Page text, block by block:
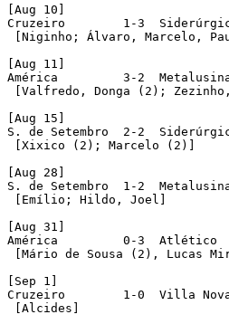
[Aug 10]
Cruzeiro  	1-3  Siderúrgica
[Niginho; Álvaro, Marcelo,
[Aug 11]
América  	3-2  Metalusina
[Valfredo, Donga (2);
[Aug 15]
S. de Setembro  2-2
[Xixico (2); Marcelo (2)]
[Aug 28]
S. de Setembro  1-2
[Emílio; Hildo, Joel]
[Aug 31]
América  	0-3  Atlético
[Mário de Sousa (2), Lucas
[Sep 1]
Cruzeiro  	1-0  Villa Nova
[Alcides]